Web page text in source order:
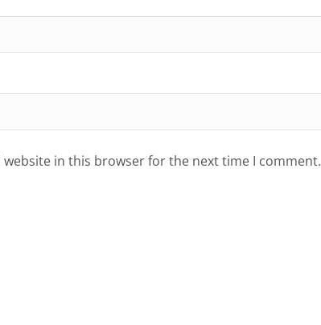
website in this browser for the next time I comment.